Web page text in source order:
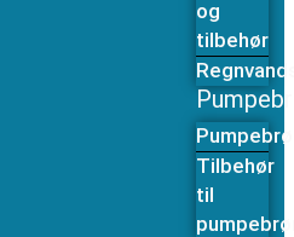
og
tilbehør
Tilbehør
til